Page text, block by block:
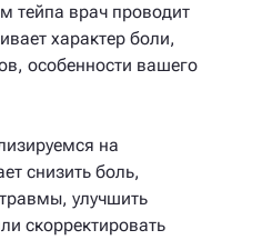
тейпа врач проводит
характер боли,
особенности вашего
на
снизить боль,
улучшить
скорректировать